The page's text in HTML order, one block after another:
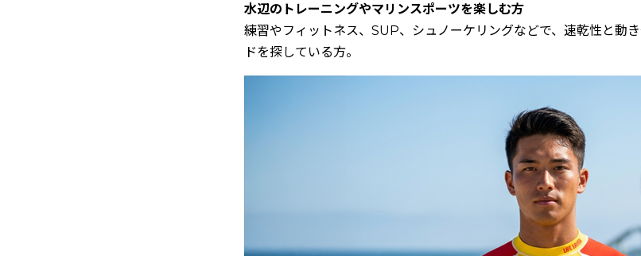
水辺のトレーニングやマリンスポーツを楽しむ方
練習やフィットネス、SUP、シュノーケリングなどで、速乾性と動
ドを探している方。